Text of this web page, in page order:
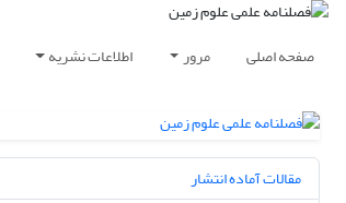
صفحه اصلی مرور اطلاعات نشریه
مقالات آماده انتشار